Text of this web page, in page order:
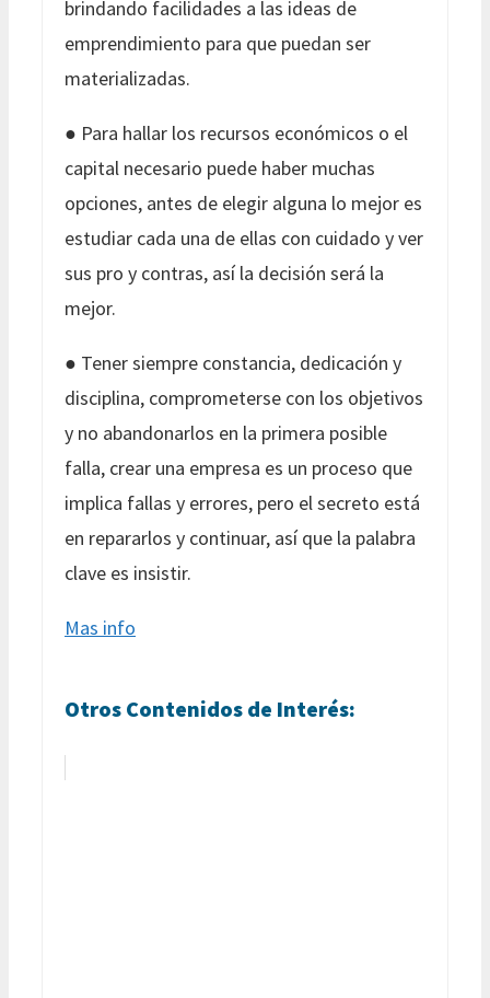
brindando facilidades a las ideas de
emprendimiento para que puedan ser
materializadas.
● Para hallar los recursos económicos o el
capital necesario puede haber muchas
opciones, antes de elegir alguna lo mejor es
estudiar cada una de ellas con cuidado y ver
sus pro y contras, así la decisión será la
mejor.
● Tener siempre constancia, dedicación y
disciplina, comprometerse con los objetivos
y no abandonarlos en la primera posible
falla, crear una empresa es un proceso que
implica fallas y errores, pero el secreto está
en repararlos y continuar, así que la palabra
clave es insistir.
Mas info
Otros Contenidos de Interés: